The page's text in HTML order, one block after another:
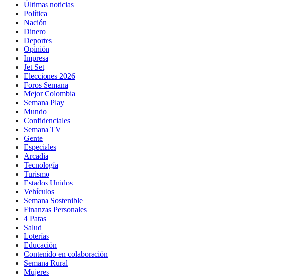
Últimas noticias
Política
Nación
Dinero
Deportes
Opinión
Impresa
Jet Set
Elecciones 2026
Foros Semana
Mejor Colombia
Semana Play
Mundo
Confidenciales
Semana TV
Gente
Especiales
Arcadia
Tecnología
Turismo
Estados Unidos
Vehículos
Semana Sostenible
Finanzas Personales
4 Patas
Salud
Loterías
Educación
Contenido en colaboración
Semana Rural
Mujeres